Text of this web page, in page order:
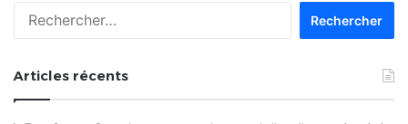
commentaires
Articles récents